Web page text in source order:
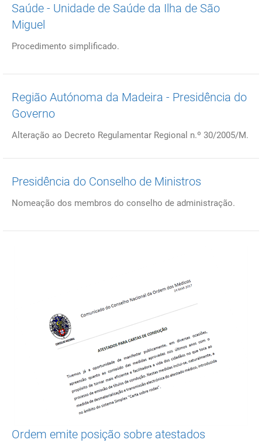
Saúde - Unidade de Saúde da Ilha de São
Miguel
Procedimento simplificado.
Região Autónoma da Madeira - Presidência do
Governo
Alteração ao Decreto Regulamentar Regional n.º 30/2005/M.
Presidência do Conselho de Ministros
Nomeação dos membros do conselho de administração.
Ordem emite posição sobre atestados